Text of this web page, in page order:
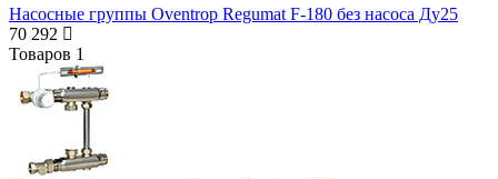
Насосные группы Oventrop Regumat F-180 без насоса Ду25
70 292
Товаров 1